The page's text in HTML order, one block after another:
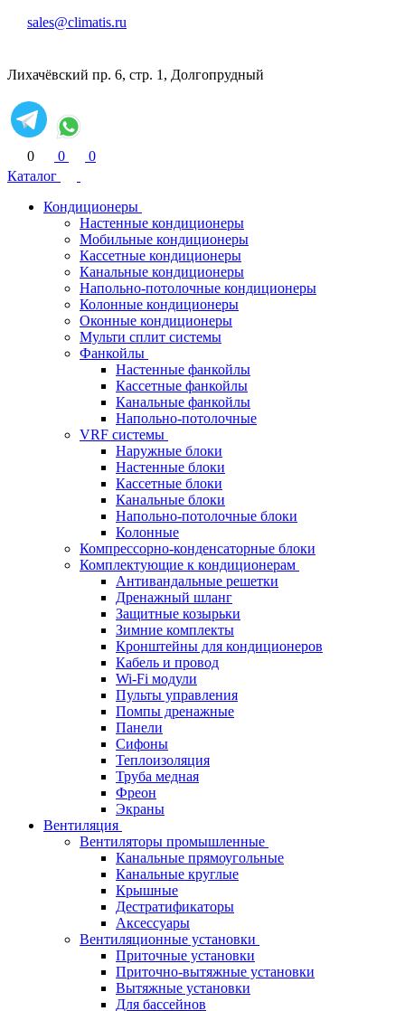
sales@climatis.ru
Лихачёвский пр. 6, стр. 1, Долгопрудный
0 0
0
Каталог
Кондиционеры
Настенные кондиционеры
Мобильные кондиционеры
Кассетные кондиционеры
Канальные кондиционеры
Напольно-потолочные кондиционеры
Колонные кондиционеры
Оконные кондиционеры
Мульти сплит системы
Фанкойлы
Настенные фанкойлы
Кассетные фанкойлы
Канальные фанкойлы
Напольно-потолочные
VRF системы
Наружные блоки
Настенные блоки
Кассетные блоки
Канальные блоки
Напольно-потолочные блоки
Колонные
Компрессорно-конденсаторные блоки
Комплектующие к кондиционерам
Антивандальные решетки
Дренажный шланг
Защитные козырьки
Зимние комплекты
Кронштейны для кондиционеров
Кабель и провод
Wi-Fi модули
Пульты управления
Помпы дренажные
Панели
Сифоны
Теплоизоляция
Труба медная
Фреон
Экраны
Вентиляция
Вентиляторы промышленные
Канальные прямоугольные
Канальные круглые
Крышные
Дестратификаторы
Аксессуары
Вентиляционные установки
Приточные установки
Приточно-вытяжные установки
Вытяжные установки
Для бассейнов